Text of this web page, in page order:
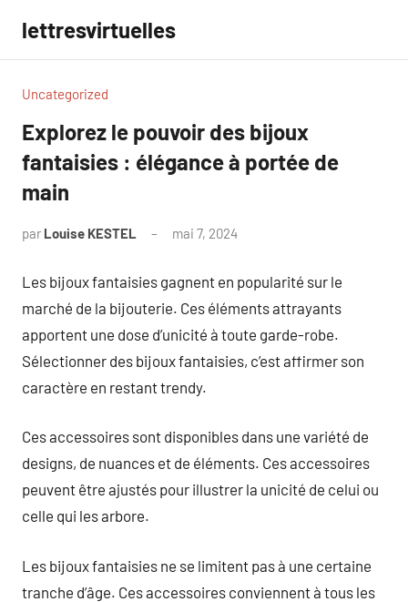
contenu
lettresvirtuelles
Uncategorized
Explorez le pouvoir des bijoux
fantaisies : élégance à portée de
main
par Louise KESTEL mai 7, 2024
Les bijoux fantaisies gagnent en popularité sur le
marché de la bijouterie. Ces éléments attrayants
apportent une dose d’unicité à toute garde-robe.
Sélectionner des bijoux fantaisies, c’est affirmer son
caractère en restant trendy.
Ces accessoires sont disponibles dans une variété de
designs, de nuances et de éléments. Ces accessoires
peuvent être ajustés pour illustrer la unicité de celui ou
celle qui les arbore.
Les bijoux fantaisies ne se limitent pas à une certaine
tranche d’âge. Ces accessoires conviennent à tous les